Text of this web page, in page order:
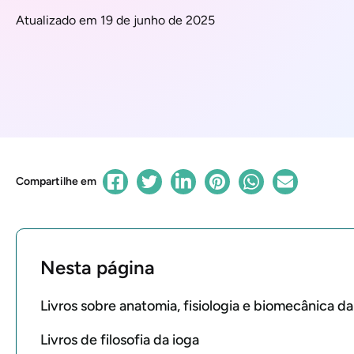
Atualizado em 19 de junho de 2025
Compartilhe em
Nesta página
Livros sobre anatomia, fisiologia e biomecânica
Livros de filosofia da ioga